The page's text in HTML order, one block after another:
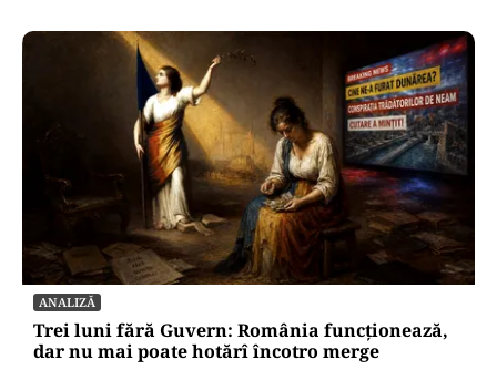
ANALIZĂ
Trei luni fără Guvern: România funcționează,
dar nu mai poate hotărî încotro merge